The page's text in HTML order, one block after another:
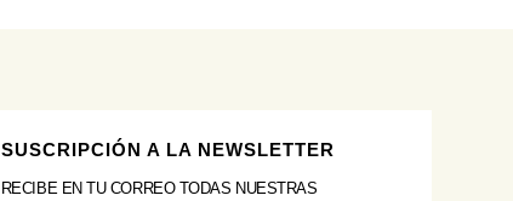
SUSCRIPCIÓN A LA NEWSLETTER
RECIBE EN TU CORREO TODAS NUESTRAS